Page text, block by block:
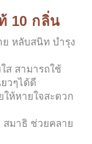
10 กลิ่น
หลับสนิท บำรุง
ส สามารถใช้
วๆได้ดี
ให้หายใจสะดวก
สมาธิ ช่วยคลาย